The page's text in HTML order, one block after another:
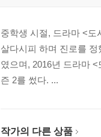
중학생 시절, 드라마 <
살다시피 하며 진로를
였으며, 2016년 드라마
즌 2를 썼다. ...
작가의 다른 상품